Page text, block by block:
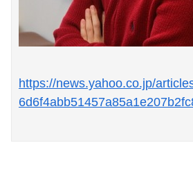
https://news.yahoo.co.jp/